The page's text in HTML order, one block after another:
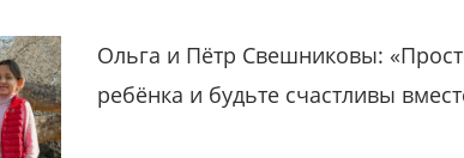
Ольга и Пётр Свешниковы:
ребёнка и будьте счастливы